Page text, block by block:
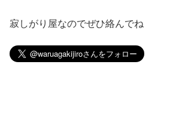
寂しがり屋なのでぜひ絡んでね